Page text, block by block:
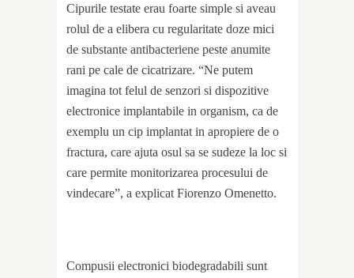
Cipurile testate erau foarte simple si aveau
rolul de a elibera cu regularitate doze mici
de substante antibacteriene peste anumite
rani pe cale de cicatrizare. “Ne putem
imagina tot felul de senzori si dispozitive
electronice implantabile in organism, ca de
exemplu un cip implantat in apropiere de o
fractura, care ajuta osul sa se sudeze la loc si
care permite monitorizarea procesului de
vindecare”, a explicat Fiorenzo Omenetto.
Compusii electronici biodegradabili sunt